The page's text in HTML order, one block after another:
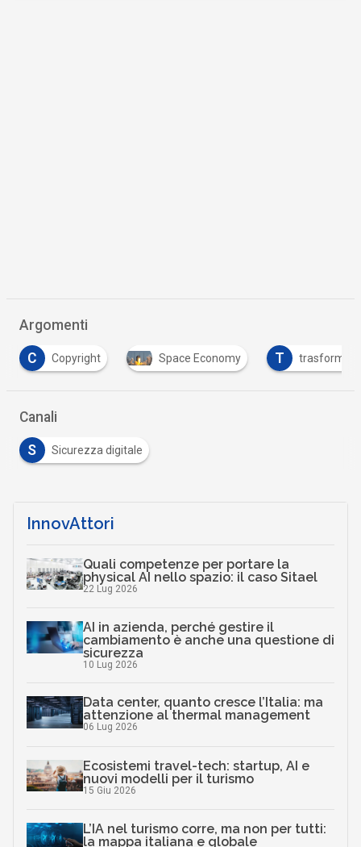
Argomenti
C Copyright Space Economy T
Canali
S Sicurezza digitale
InnovAttori
Quali competenze per portare la
physical AI nello spazio: il caso Sitael
22 Lug 2026
AI in azienda, perché gestire il
cambiamento è anche una questione di
sicurezza
10 Lug 2026
Data center, quanto cresce l’Italia: ma
attenzione al thermal management
06 Lug 2026
Ecosistemi travel-tech: startup, AI e
nuovi modelli per il turismo
15 Giu 2026
L’IA nel turismo corre, ma non per tutti:
la mappa italiana e globale